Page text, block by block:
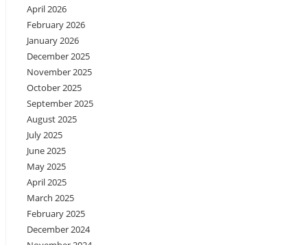
April 2026
February 2026
January 2026
December 2025
November 2025
October 2025
September 2025
August 2025
July 2025
June 2025
May 2025
April 2025
March 2025
February 2025
December 2024